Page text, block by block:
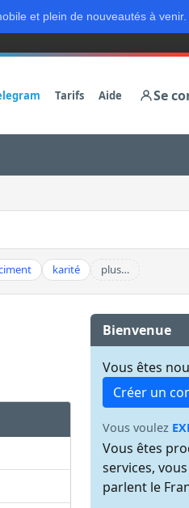
et plein de nouveautés à venir.
Tarifs Aide Se
karité plus…
Bienvenue
Vous êtes
Créer un
Vous voulez
Vous êtes
services,
parlent le